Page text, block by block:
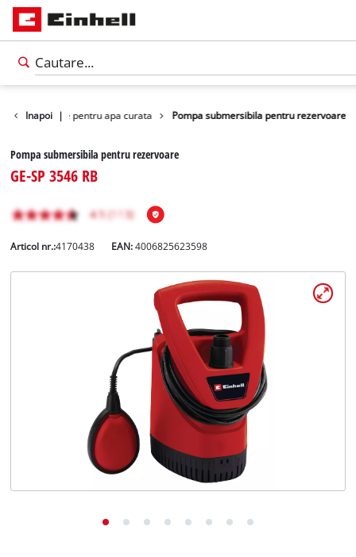
Inapoi |
submersibile pentru apa curata Pompa submersibila pentru rezervoare
Pompa submersibila pentru rezervoare
GE-SP 3546 RB
Articol nr.:4170438 EAN:4006825623598